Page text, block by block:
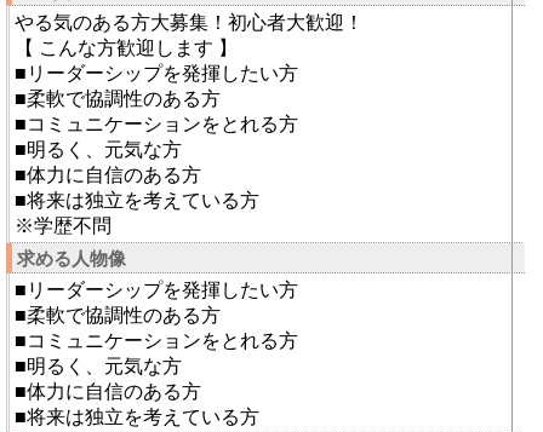
やる気のある方大募集！初心者大歓迎！
【 こんな方歓迎します 】
■リーダーシップを発揮したい方
■柔軟で協調性のある方
■コミュニケーションをとれる方
■明るく、元気な方
■体力に自信のある方
■将来は独立を考えている方
※学歴不問
求める人物像
■リーダーシップを発揮したい方
■柔軟で協調性のある方
■コミュニケーションをとれる方
■明るく、元気な方
■体力に自信のある方
■将来は独立を考えている方